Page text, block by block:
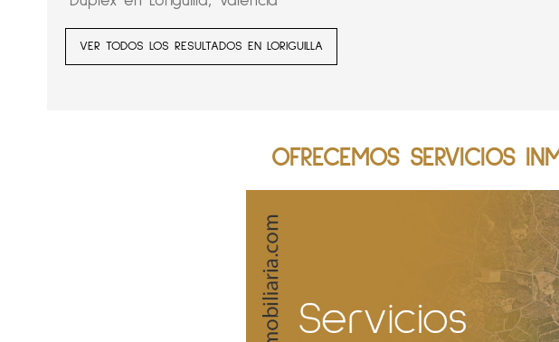
VER TODOS LOS RESULTADOS EN LORIGUILLA
OFRECEMOS SERVICIOS